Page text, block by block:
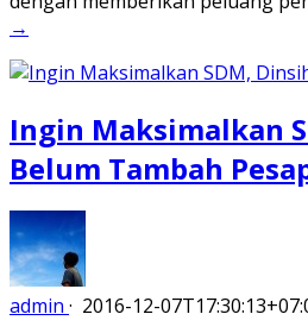
→
Ingin Maksimalkan
Belum Tambah
admin · 2016-12-